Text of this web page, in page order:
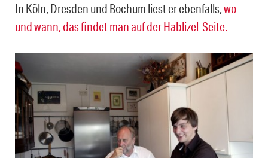
In Köln, Dresden und Bochum liest er ebenfalls,wo
und wann, das findet man auf der Hablizel-Seite.